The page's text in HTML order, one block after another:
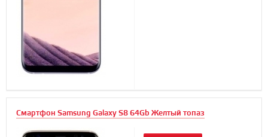
Смартфон Samsung Galaxy S8 64Gb Желтый топаз